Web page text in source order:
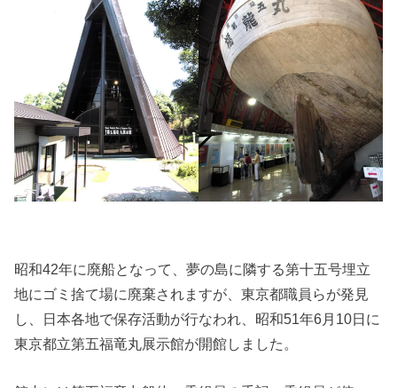
昭和42年に廃船となって、夢の島に隣する第十五号埋立
地にゴミ捨て場に廃棄されますが、東京都職員らが発見
し、日本各地で保存活動が行なわれ、昭和51年6月10日に
東京都立第五福竜丸展示館が開館しました。